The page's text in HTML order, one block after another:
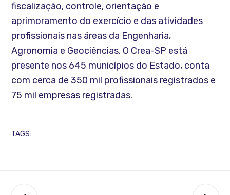
fiscalização, controle, orientação e
aprimoramento do exercício e das atividades
profissionais nas áreas da Engenharia,
Agronomia e Geociências. O Crea-SP está
presente nos 645 municípios do Estado, conta
com cerca de 350 mil profissionais registrados e
75 mil empresas registradas.
TAGS: